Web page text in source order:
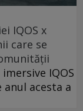
IQOS x
care se
IQOS
acesta a